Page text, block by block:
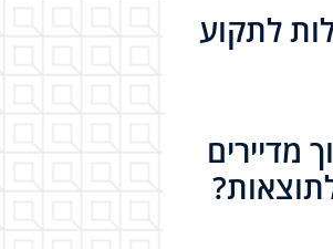
לתקוע
מדיירים